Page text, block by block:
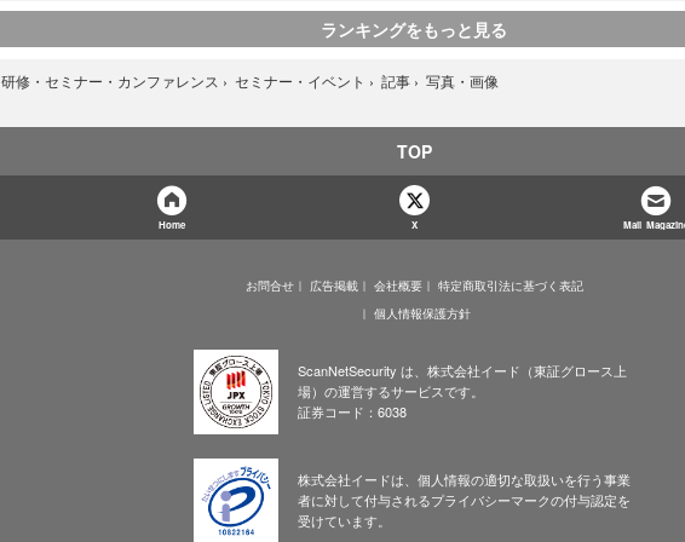
ランキングをもっと見る
研修・セミナー・カンファレンス › セミナー・イベント › 記事 › 写真・画像
TOP
Home X Mail
お問合せ 広告掲載 会社概要
特定商取引法に基づく表記
個人情報保護方針
ScanNetSecurity は、株式会社イード（東証グロース上
場）の運営するサービスです。
証券コード：6038
株式会社イードは、個人情報の適切な取扱いを行う事業
者に対して付与されるプライバシーマークの付与認定を
受けています。